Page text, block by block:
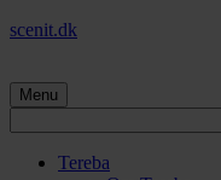
scenit.dk
Menu
Tereba